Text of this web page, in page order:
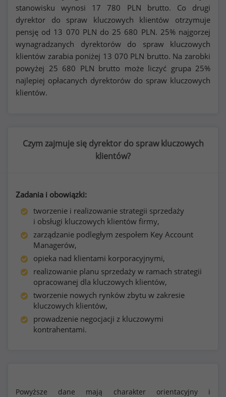
stanowisku wynosi 17 780 PLN brutto. Co drugi
dyrektor do spraw kluczowych klientów otrzymuje
pensję od 13 070 PLN do 25 680 PLN. 25% najgorzej
wynagradzanych dyrektorów do spraw kluczowych
klientów zarabia poniżej 13 070 PLN brutto. Na zarobki
powyżej 25 680 PLN brutto może liczyć grupa 25%
najlepiej opłacanych dyrektorów do spraw kluczowych
klientów.
Czym zajmuje się dyrektor do spraw kluczowych
klientów?
Zadania i obowiązki:
tworzenie i realizowanie strategii sprzedaży
i obsługi kluczowych klientów firmy,
zarządzanie podległym zespołem Key Account
Managerów,
opieka nad klientami korporacyjnymi,
realizowanie planu sprzedaży w ramach strategii
opracowanej dla kluczowych klientów,
tworzenie nowych rynków zbytu w zakresie
kluczowych klientów,
prowadzenie negocjacji z kluczowymi
kontrahentami.
Powyższe dane mają charakter orientacyjny i